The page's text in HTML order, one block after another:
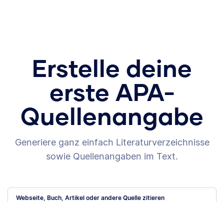
Erstelle deine
erste APA-
Quellenangabe
Generiere ganz einfach Literaturverzeichnisse
sowie Quellenangaben im Text.
Webseite, Buch, Artikel oder andere Quelle zitieren